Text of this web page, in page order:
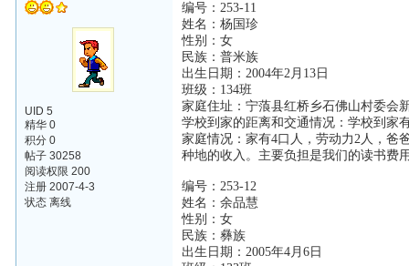
UID 5
精华 0
积分 0
帖子 30258
阅读权限 200
注册 2007-4-3
状态 离线
编号：253-11
姓名：杨国珍
性别：女
民族：普米族
出生日期：2004年2月13日
班级：134班
家庭住址：宁蒗县红桥乡石佛山村委会
学校到家的距离和交通情况：学校到家
家庭情况：家有4口人，劳动力2人，爸
种地的收入。主要负担是我们的读书费
编号：253-12
姓名：余品慧
性别：女
民族：彝族
出生日期：2005年4月6日